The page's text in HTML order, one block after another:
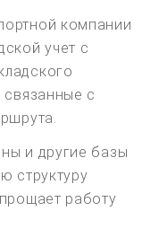
компании
учет с
с
и другие базы
структуру
работу